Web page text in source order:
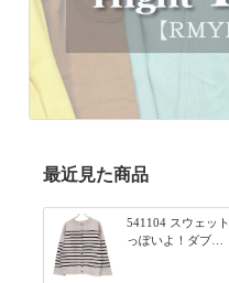
最近見た商品
541104 スウェット
っぽいよ！ダブル